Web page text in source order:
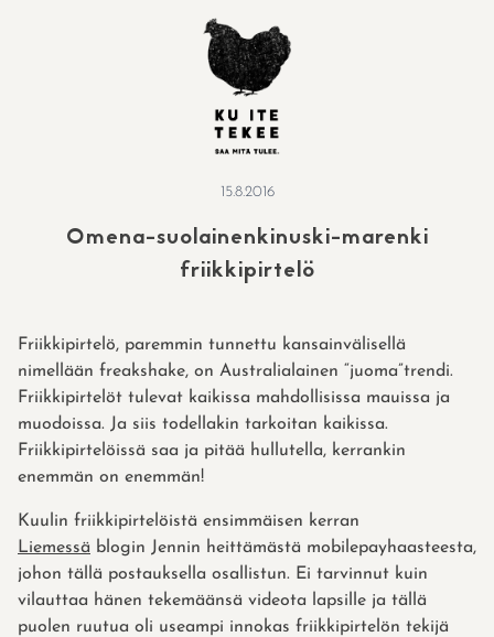
15.8.2016
Omena-suolainenkinuski-marenki
friikkipirtelö
Friikkipirtelö, paremmin tunnettu kansainvälisellä
nimellään freakshake, on Australialainen “juoma”trendi.
Friikkipirtelöt tulevat kaikissa mahdollisissa mauissa ja
muodoissa. Ja siis todellakin tarkoitan kaikissa.
Friikkipirtelöissä saa ja pitää hullutella, kerrankin
enemmän on enemmän!
Kuulin friikkipirtelöistä ensimmäisen kerran
Liemessä blogin Jennin heittämästä mobilepayhaasteesta,
johon tällä postauksella osallistun. Ei tarvinnut kuin
vilauttaa hänen tekemäänsä videota lapsille ja tällä
puolen ruutua oli useampi innokas friikkipirtelön tekijä